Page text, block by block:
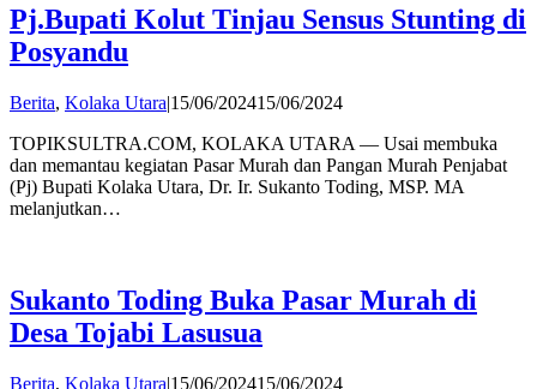
Pj.Bupati Kolut Tinjau Sensus Stunting di
Posyandu
Berita, Kolaka Utara|15/06/202415/06/2024by
Hatta
TOPIKSULTRA.COM, KOLAKA UTARA — Usai membuka
dan memantau kegiatan Pasar Murah dan Pangan Murah Penjabat
(Pj) Bupati Kolaka Utara, Dr. Ir. Sukanto Toding, MSP. MA
melanjutkan…
Sukanto Toding Buka Pasar Murah di
Desa Tojabi Lasusua
Berita, Kolaka Utara|15/06/202415/06/2024by